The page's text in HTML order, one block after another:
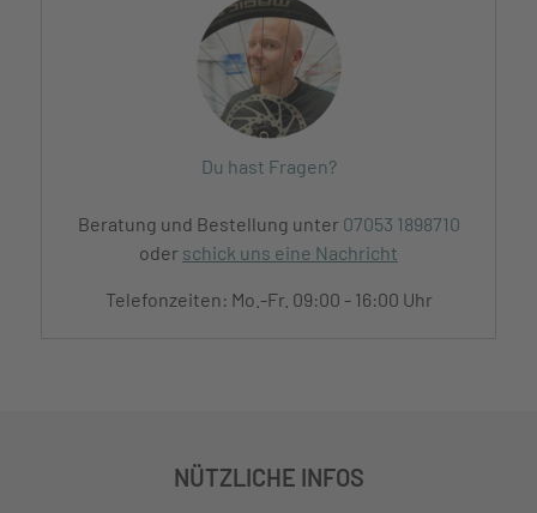
Du hast Fragen?
Beratung und Bestellung unter 07053 1898710
oder schick uns eine Nachricht
Telefonzeiten: Mo.-Fr. 09:00 - 16:00 Uhr
NÜTZLICHE INFOS